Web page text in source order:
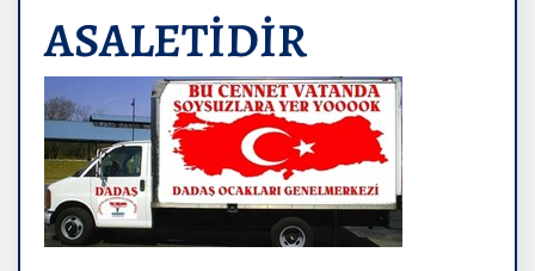
ASALETİDİR